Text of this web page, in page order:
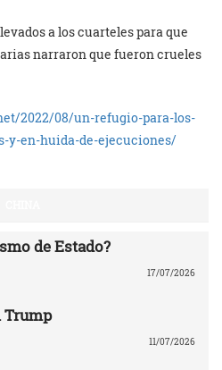
a los cuarteles para que
narraron que fueron crueles
2022/08/un-refugio-para-los-
y-en-huida-de-ejecuciones/
de Estado?
17/07/2026
Trump
11/07/2026